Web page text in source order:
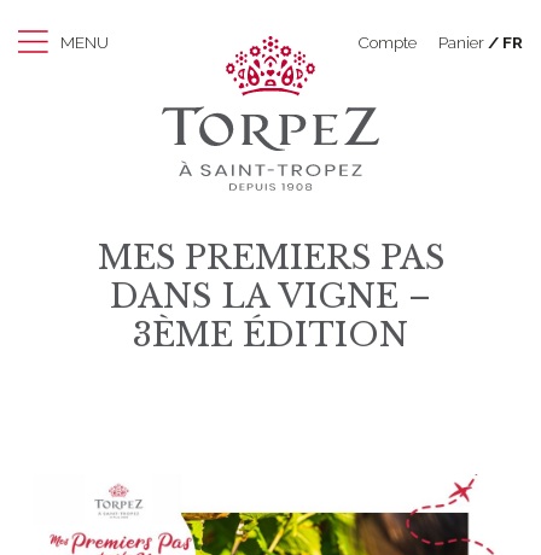
MENU Compte Panier FR
MES PREMIERS PAS
DANS LA VIGNE –
3ÈME ÉDITION